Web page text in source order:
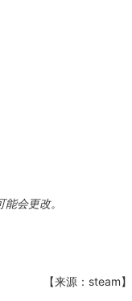
会更改。
【来源：steam】